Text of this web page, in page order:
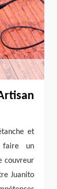
et
faire un
couvreur
Juanito